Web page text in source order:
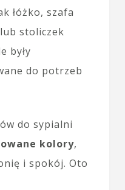
łóżko, szafa
stoliczek
były
do potrzeb
do sypialni
kolory,
i spokój. Oto